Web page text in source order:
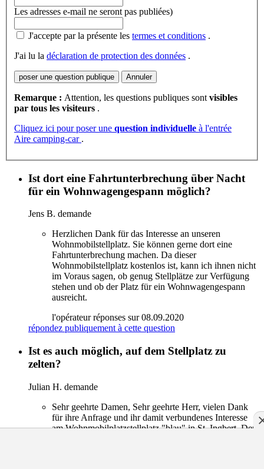
Les adresses e-mail ne seront pas publiées)
J'accepte par la présente les termes et conditions .
J'ai lu la déclaration de protection des données .
poser une question publique Annuler
Remarque : Attention, les questions publiques sont visibles
par tous les visiteurs .
Cliquez ici pour poser une question individuelle à l'entrée
Aire camping-car .
Ist dort eine Fahrtunterbrechung über Nacht
für ein Wohnwagengespann möglich?
Jens B. demande
Herzlichen Dank für das Interesse an unseren
Wohnmobilstellplatz. Sie können gerne dort eine
Fahrtunterbrechung machen. Da dieser
Wohnmobilstellplatz kostenlos ist, kann ich ihnen nicht
im Voraus sagen, ob genug Stellplätze zur Verfügung
stehen und ob der Platz für ein Wohnwagengespann
ausreicht.
l'opérateurréponses sur08.09.2020
répondez publiquement à cette question
Ist es auch möglich, auf dem Stellplatz zu
zelten?
Julian H. demande
Sehr geehrte Damen, Sehr geehrte Herr, vielen Dank
für ihre Anfrage und ihr damit verbundenes Interesse
am Wohnmobilplatzstellplatz "blau" in St. Ingbert. Der